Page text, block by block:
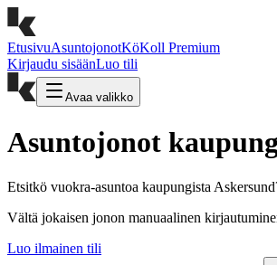
EtusivuAsuntojonotKöKoll Premium
Kirjaudu sisäänLuo tili
Avaa valikko
Asuntojonot
Etsitkö vuokra-asuntoa kaupungista
Vältä jokaisen jonon manuaalinen
Luo ilmainen tili